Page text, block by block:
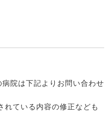
院は下記よりお問い合わせ
ている内容の修正なども